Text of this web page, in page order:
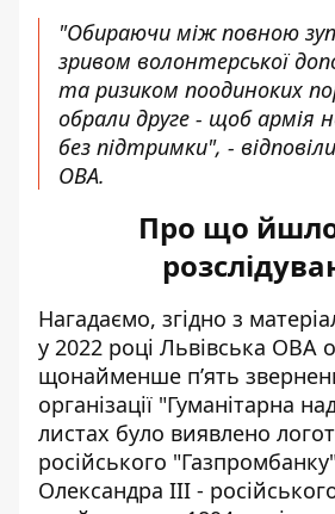
"Обираючи між повною
зривом волонтерської
та ризиком поодиноких
обрали друге - щоб армія
без підтримки", -
ОВА.
Про що
Нагадаємо, згідно з
у 2022 році Львівська ОВА
щонайменше п’ять
організації "Гуманітарна
листах було виявлено
російського
Олександра III -